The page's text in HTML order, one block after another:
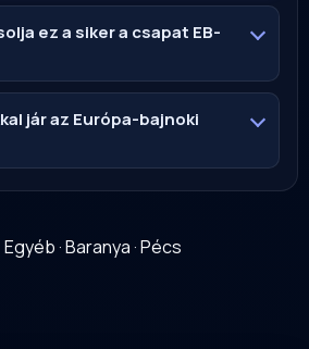
ez a siker a csapat EB-
jár az Európa-bajnoki
Egyéb·Baranya·Pécs